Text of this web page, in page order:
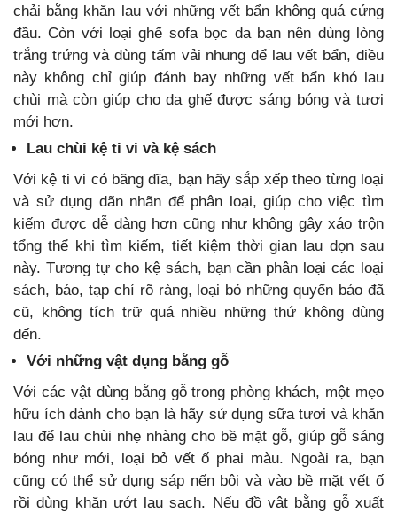
chải bằng khăn lau với những vết bẩn không quá cứng
đầu. Còn với loại ghế sofa bọc da bạn nên dùng lòng
trắng trứng và dùng tấm vải nhung để lau vết bẩn, điều
này không chỉ giúp đánh bay những vết bẩn khó lau
chùi mà còn giúp cho da ghế được sáng bóng và tươi
mới hơn.
Lau chùi kệ ti vi và kệ sách
Với kệ ti vi có băng đĩa, bạn hãy sắp xếp theo từng loại
và sử dụng dãn nhãn để phân loại, giúp cho việc tìm
kiếm được dễ dàng hơn cũng như không gây xáo trộn
tổng thể khi tìm kiếm, tiết kiệm thời gian lau dọn sau
này. Tương tự cho kệ sách, bạn cần phân loại các loại
sách, báo, tạp chí rõ ràng, loại bỏ những quyển báo đã
cũ, không tích trữ quá nhiều những thứ không dùng
đến.
Với những vật dụng bằng gỗ
Với các vật dùng bằng gỗ trong phòng khách, một mẹo
hữu ích dành cho bạn là hãy sử dụng sữa tươi và khăn
lau để lau chùi nhẹ nhàng cho bề mặt gỗ, giúp gỗ sáng
bóng như mới, loại bỏ vết ố phai màu. Ngoài ra, bạn
cũng có thể sử dụng sáp nến bôi và vào bề mặt vết ố
rồi dùng khăn ướt lau sạch. Nếu đồ vật bằng gỗ xuất